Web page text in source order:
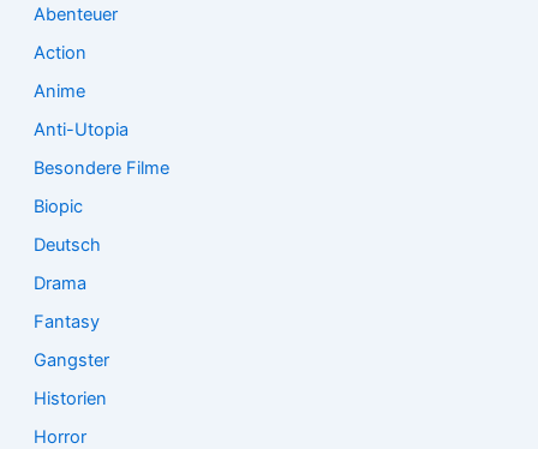
Abenteuer
Action
Anime
Anti-Utopia
Besondere Filme
Biopic
Deutsch
Drama
Fantasy
Gangster
Historien
Horror